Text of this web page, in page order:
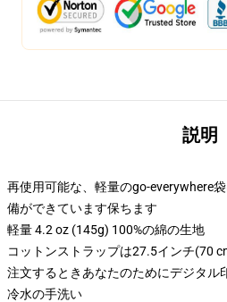
説明
再使用可能な、軽量のgo-everywhere
備ができています保ちます
軽量 4.2 oz (145g) 100%の綿の生地
コットンストラップは27.5インチ(70
注文するときあなたのためにデジタル
冷水の手洗い